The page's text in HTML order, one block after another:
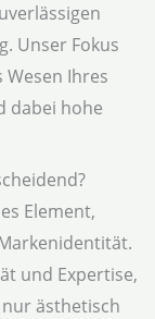
Unser Fokus
Ihres
dabei hohe
Element,
und Expertise,
ästhetisch